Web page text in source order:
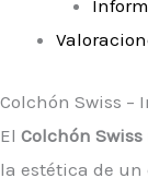
Colchón Swiss –
El Colchón Swiss
la estética de